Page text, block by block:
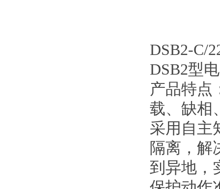
DSB2-C/
DSB2型
产品特点
载、缺相
采用自主
隔离，解
到异地，